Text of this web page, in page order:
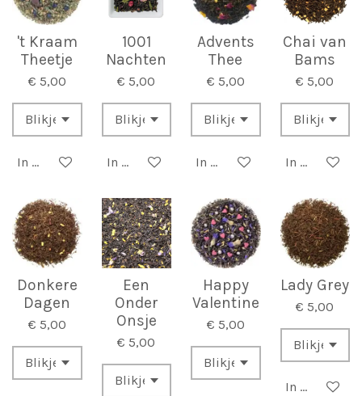
't Kraam
Theetje
€ 5,00
In winkelwagen
1001
Nachten
€ 5,00
In winkelwagen
Advents
Thee
€ 5,00
In winkelwagen
Chai van
Bams
€ 5,00
In
Donkere
Dagen
€ 5,00
Een
Onder
Onsje
€ 5,00
Happy
Valentine
€ 5,00
Lady Grey
€ 5,00
In